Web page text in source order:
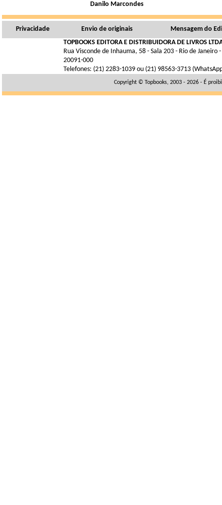
Danilo Marcondes
Privacidade Envio de originais
Mensagem do
TOPBOOKS EDITORA E DISTRIBUIDORA DE LIVROS
Rua Visconde de Inhauma, 58 - Sala 203 - Rio de Janeiro -
20091-000
Telefones: (21) 2283-1039 ou (21) 98563-3713
Copyright © Topbooks, 2003 - 2026 - É